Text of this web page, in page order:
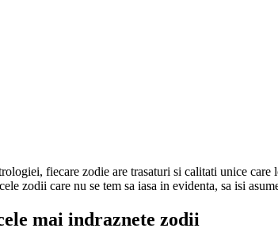
fiecare zodie are trasaturi si calitati unice care
zodii care nu se tem sa iasa in evidenta, sa isi
mai indraznete zodii